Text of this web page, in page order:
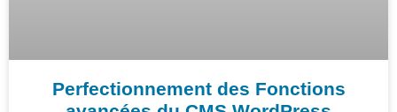
Perfectionnement des Fonctions